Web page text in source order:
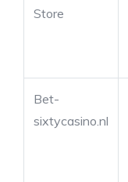
Store
Bet-
sixtycasino.nl